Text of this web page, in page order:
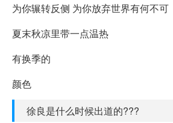
为你辗转反侧 为你放弃世界有何不可
夏末秋凉里带一点温热
有换季的
颜色
徐良是什么时候出道的???